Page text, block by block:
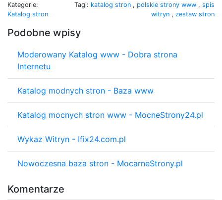
Kategorie:
Katalog stron
Tagi: katalog stron , polskie strony www , spis
witryn , zestaw stron
Podobne wpisy
Moderowany Katalog www - Dobra strona
Internetu
Katalog modnych stron - Baza www
Katalog mocnych stron www - MocneStrony24.pl
Wykaz Witryn - Ifix24.com.pl
Nowoczesna baza stron - MocarneStrony.pl
Komentarze